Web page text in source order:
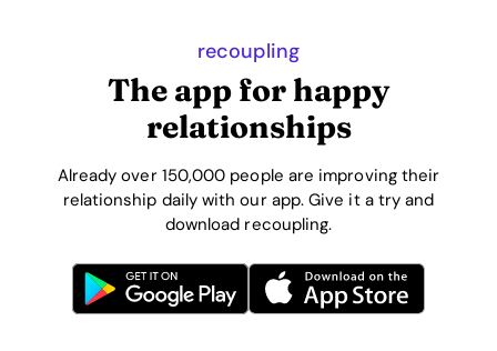
recoupling
The app for happy
relationships
Already over 150,000 people are improving their
relationship daily with our app. Give it a try and
download recoupling.